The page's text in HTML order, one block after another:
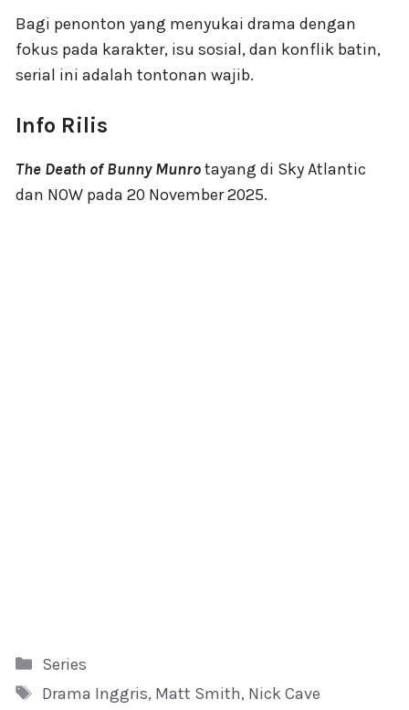
Bagi penonton yang menyukai drama dengan
fokus pada karakter, isu sosial, dan konflik batin,
serial ini adalah tontonan wajib.
Info Rilis
The Death of Bunny Munrotayang di Sky Atlantic
dan NOW pada 20 November 2025.
Kategori
Series
Tag
Drama Inggris, Matt Smith, Nick Cave